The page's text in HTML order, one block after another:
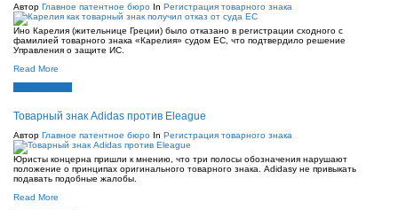
Автор Главное патентное бюро In Регистрация товарного знака
Ино Карелия (жительнице Греции) было отказано в регистрации сходного с
фамилией товарного знака «Карелия» судом ЕС, что подтвердило решение
Управления о защите ИС.
Read More
Товарный знак Аdidas против Eleague
Автор Главное патентное бюро In Регистрация товарного знака
Юристы концерна пришли к мнению, что три полосы обозначения нарушают
положение о принципах оригинального товарного знака. Аdidasу не привыкать
подавать подобные жалобы.
Read More